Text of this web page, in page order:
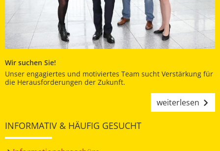
Wir suchen Sie!
Unser engagiertes und motiviertes Team sucht Verstärkung für
die Herausforderungen der Zukunft.
weiterlesen
INFORMATIV & HÄUFIG GESUCHT